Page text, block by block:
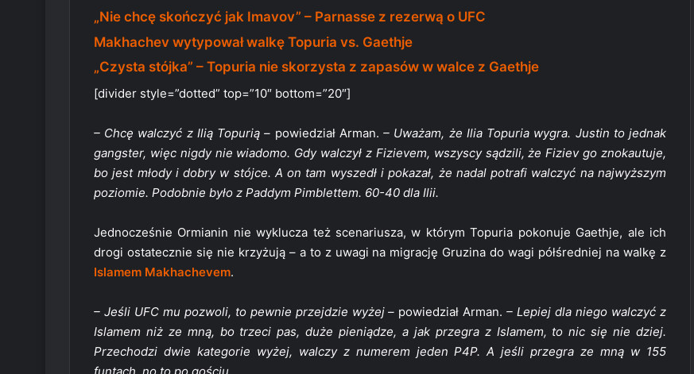
„Nie chcę skończyć jak Imavov” – Parnasse z rezerwą o UFC
Makhachev wytypował walkę Topuria vs. Gaethje
„Czysta stójka” – Topuria nie skorzysta z zapasów w walce z Gaethje
[divider style=”dotted” top=”10″ bottom=”20″]
– Chcę walczyć z Ilią Topurią – powiedział Arman.– Uważam, że Ilia Topuria wygra. Justin to jednak
gangster, więc nigdy nie wiadomo. Gdy walczył z Fizievem, wszyscy sądzili, że Fiziev go znokautuje,
bo jest młody i dobry w stójce. A on tam wyszedł i pokazał, że nadal potrafi walczyć na najwyższym
poziomie. Podobnie było z Paddym Pimblettem. 60-40 dla Ilii.
Jednocześnie Ormianin nie wyklucza też scenariusza, w którym Topuria pokonuje Gaethje, ale ich
drogi ostatecznie się nie krzyżują – a to z uwagi na migrację Gruzina do wagi półśredniej na walkę z
Islamem Makhachevem.
– Jeśli UFC mu pozwoli, to pewnie przejdzie wyżej – powiedział Arman.– Lepiej dla niego walczyć z
Islamem niż ze mną, bo trzeci pas, duże pieniądze, a jak przegra z Islamem, to nic się nie dziej.
Przechodzi dwie kategorie wyżej, walczy z numerem jeden P4P. A jeśli przegra ze mną w 155